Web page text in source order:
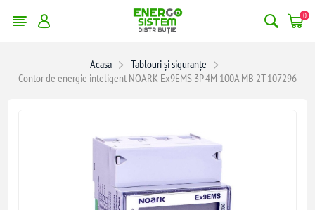
0
Acasa
Tablouri și siguranțe
Contor de energie inteligent NOARK Ex9EMS 3P 4M 100A MB 2T 107296